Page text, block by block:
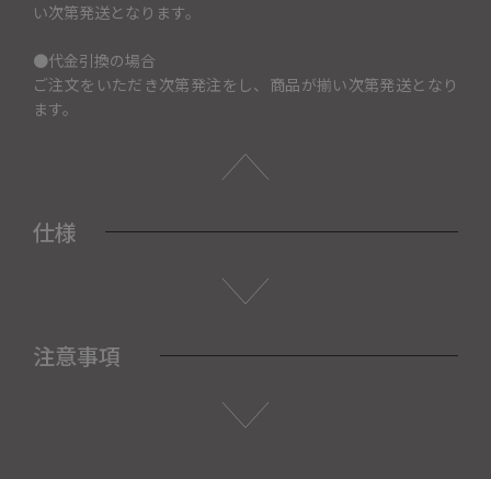
い次第発送となります。
●代金引換の場合
ご注文をいただき次第発注をし、商品が揃い次第発送となり
ます。
仕様
注意事項